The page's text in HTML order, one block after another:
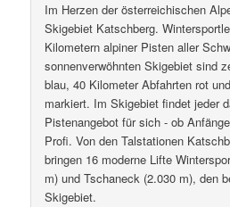
Im Herzen der österreichischen
Skigebiet Katschberg.
Kilometern alpiner Pisten aller
sonnenverwöhnten Skigebiet sind
blau, 40 Kilometer Abfahrten rot
markiert. Im Skigebiet findet jeder
Pistenangebot für sich - ob
Profi. Von den Talstationen
bringen 16 moderne Lifte
m) und Tschaneck (2.030 m), den
Skigebiet.